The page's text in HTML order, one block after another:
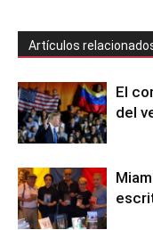
Artículos
El
del